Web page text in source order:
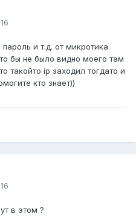
и т.д. от микротика
бы не было видно моего там
такойто ip заходил тогдато и
кто знает))
в этом ?